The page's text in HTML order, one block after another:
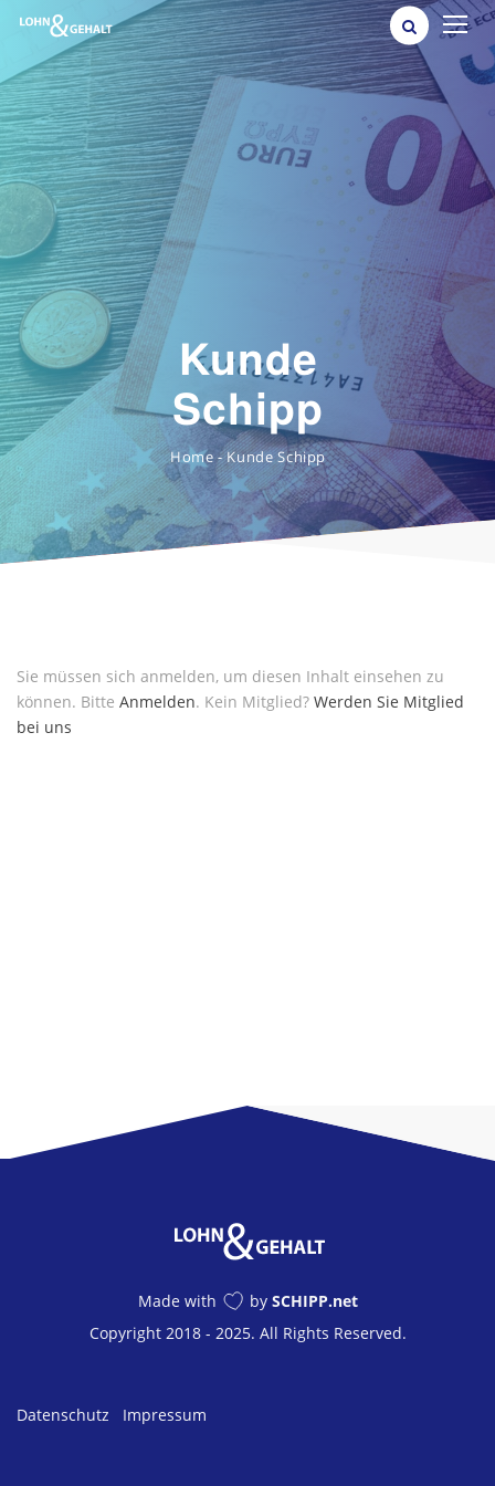
Kunde
Schipp
Home-Kunde Schipp
Sie müssen sich anmelden, um diesen Inhalt einsehen zu
können. Bitte Anmelden. Kein Mitglied? Werden Sie Mitglied
bei uns
Made with by SCHIPP.net
Copyright 2018 - 2025. All Rights Reserved.
Datenschutz Impressum